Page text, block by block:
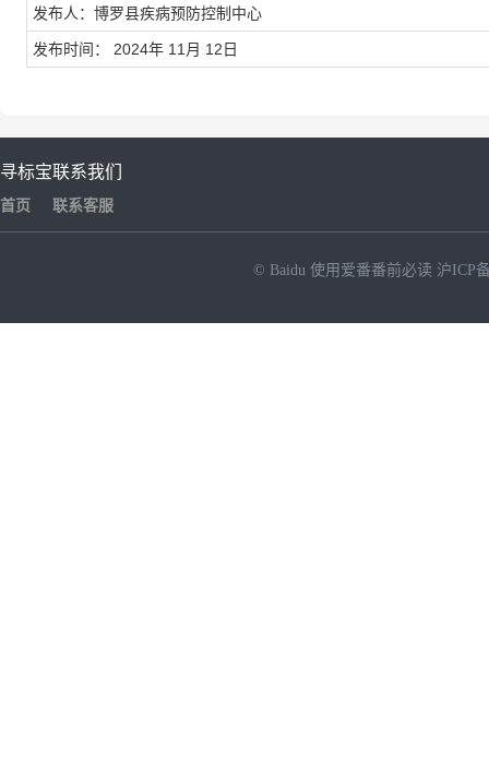
发布人：博罗县疾病预防控制中心
发布时间： 2024年 11月 12日
寻标宝
首页
联系我们
联系客服
© Baidu 使用爱番番前必读 沪ICP